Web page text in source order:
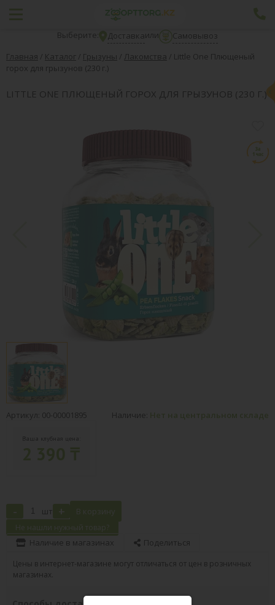
Выберите: Доставкаили
Самовывоз
Главная / Каталог / Грызуны / Лакомства / Little One Плющеный
горох для грызунов (230 г.)
LITTLE ONE ПЛЮЩЕНЫЙ ГОРОХ ДЛЯ ГРЫЗУНОВ (230 Г.)
Артикул: 00-00001895 Наличие: Нет на центральном складе
Ваша клубная цена:
- шт + В корзину
Не нашли нужный товар?
Наличие в магазинах Поделиться
Цены в интернет-магазине могут отличаться от цен в розничных
магазинах.